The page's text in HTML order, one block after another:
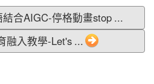
結合AIGC-停格動畫stop ...
融入教學-Let's ...